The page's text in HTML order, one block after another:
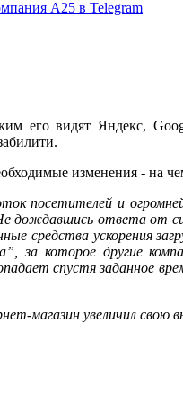
его видят Яндекс,
изменения - на
посетителей и
дождавшись ответа от
средства ускорения
за которое другие
спустя заданное
магазин увеличил свою